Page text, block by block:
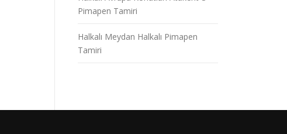
Pimapen Tamiri
Halkalı Meydan Halkalı Pimapen
Tamiri